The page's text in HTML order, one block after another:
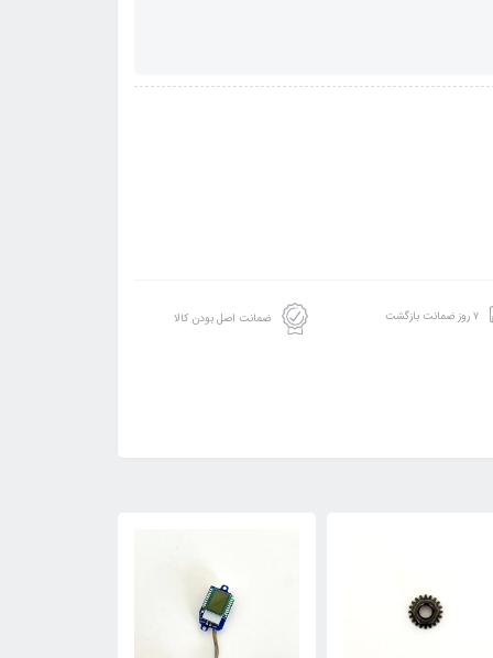
۷ روز ضمانت بازگشت ضمانت اصل بودن کالا